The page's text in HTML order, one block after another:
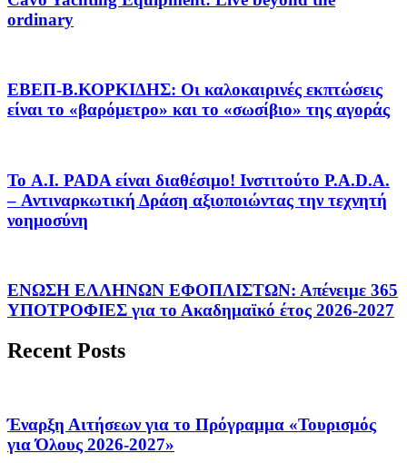
ordinary
EΒΕΠ-Β.ΚΟΡΚΙΔΗΣ: Οι καλοκαιρινές εκπτώσεις
είναι το «βαρόμετρο» και το «σωσίβιο» της αγοράς
Το A.I. PADA είναι διαθέσιμο! Ινστιτούτο P.A.D.A.
– Αντιναρκωτική Δράση αξιοποιώντας την τεχνητή
νοημοσύνη
ΕΝΩΣΗ ΕΛΛΗΝΩΝ ΕΦΟΠΛΙΣΤΩΝ: Απένειμε 365
ΥΠΟΤΡΟΦΙΕΣ για το Ακαδημαϊκό έτος 2026-2027
Recent Posts
Έναρξη Αιτήσεων για το Πρόγραμμα «Τουρισμός
για Όλους 2026-2027»